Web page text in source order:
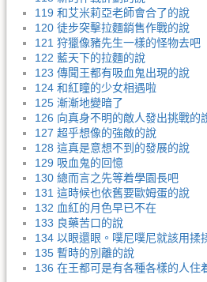
119 和艾米莉亞老師會合了的說
120 徒步突擊拉麵銷售作戰的說
121 狩獵像豬先生一樣的怪物去吧
122 藍天下的拉麵的說
123 傳聞王都有吸血鬼出現的說
124 和紅瞳的少女相遇啦
125 漸漸地變暗了
126 向真身不明的敵人發出挑戰的
127 超乎想像的強敵的說
128 這真是意想不到的發展的說
129 吸血鬼的回憶
130 總而言之先等着學園長吧
131 這時候也依舊要歐姆蛋的說
132 血紅的月色早已不在
133 良藥苦口的說
134 以眼還眼。噗尼噗尼就該用揉
135 暫時的別離的說
136 在王都可是有各種各樣的人住